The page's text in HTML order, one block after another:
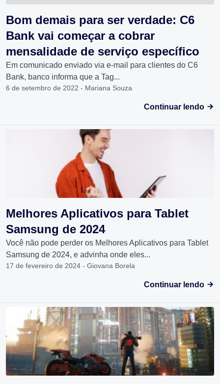
Bom demais para ser verdade: C6
Bank vai começar a cobrar
mensalidade de serviço específico
Em comunicado enviado via e-mail para clientes do C6
Bank, banco informa que a Tag...
6 de setembro de 2022 - Mariana Souza
Continuar lendo
Melhores Aplicativos para Tablet
Samsung de 2024
Você não pode perder os Melhores Aplicativos para Tablet
Samsung de 2024, e advinha onde eles...
17 de fevereiro de 2024 - Giovana Borela
Continuar lendo